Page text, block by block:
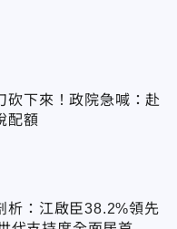
砍下來！政院急喊：赴
配額
析：江啟臣38.2%領先